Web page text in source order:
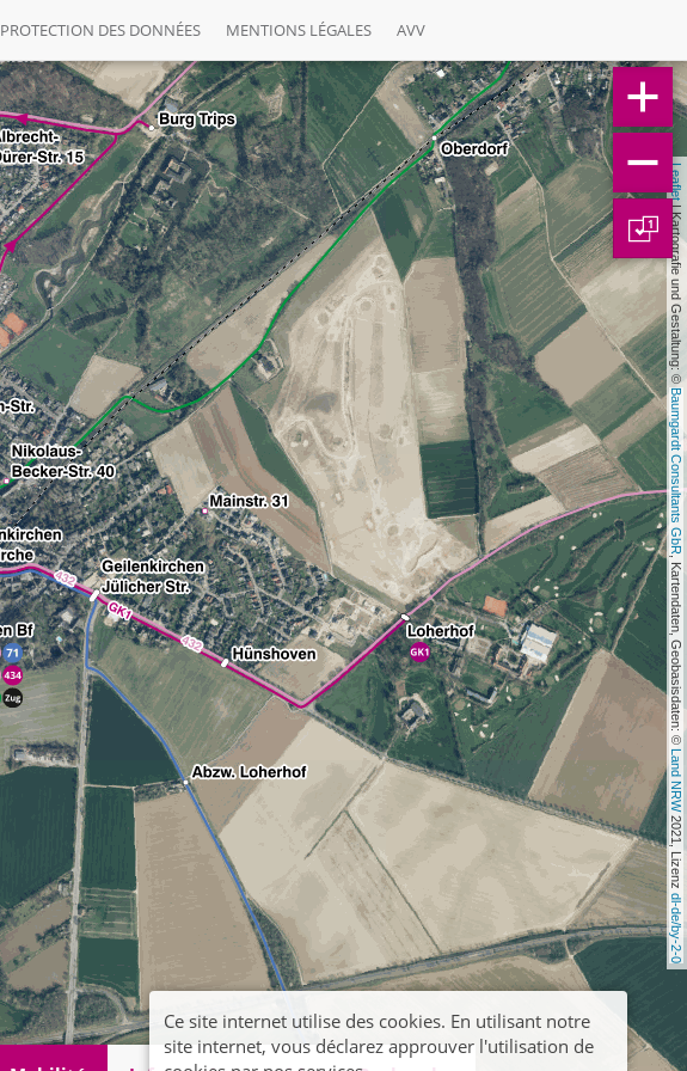
PROTECTION DES DONNÉES MENTIONS LÉGALES AVV
Leaflet
| Kartografie und Gestaltung: ©
Baumgardt Consultants GbR
, Kartendaten, Geobasisdaten: ©
Land NRW
2021, Lizenz
dl-de/by-2-0
1
Ce site internet utilise des cookies. En utilisant notre
site internet, vous déclarez approuver l'utilisation de